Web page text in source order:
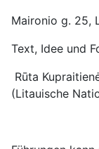
Maironio g. 25,
Text, Idee und
Rūta
(Litauische